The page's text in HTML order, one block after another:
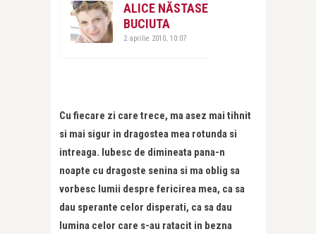
ALICE NĂSTASE
BUCIUTA
2 aprilie 2010, 10:07
Cu fiecare zi care trece, ma asez mai tihnit
si mai sigur in dragostea mea rotunda si
intreaga. Iubesc de dimineata pana-n
noapte cu dragoste senina si ma oblig sa
vorbesc lumii despre fericirea mea, ca sa
dau sperante celor disperati, ca sa dau
lumina celor care s-au ratacit in bezna